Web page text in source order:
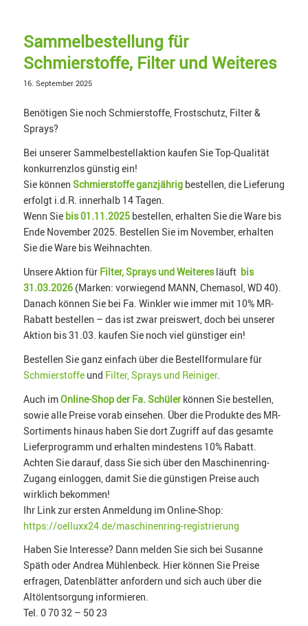
Sammelbestellung für
Schmierstoffe, Filter und Weiteres
16. September 2025
Benötigen Sie noch Schmierstoffe, Frostschutz, Filter &
Sprays?
Bei unserer Sammelbestellaktion kaufen Sie Top-Qualität
konkurrenzlos günstig ein!
Sie können Schmierstoffe ganzjährigbestellen, die Lieferung
erfolgt i.d.R. innerhalb 14 Tagen.
Wenn Sie bis 01.11.2025bestellen, erhalten Sie die Ware bis
Ende November 2025. Bestellen Sie im November, erhalten
Sie die Ware bis Weihnachten.
Unsere Aktion für Filter, Sprays und Weiteresläuft bis
31.03.2026(Marken: vorwiegend MANN, Chemasol, WD 40).
Danach können Sie bei Fa. Winkler wie immer mit 10% MR-
Rabatt bestellen – das ist zwar preiswert, doch bei unserer
Aktion bis 31.03. kaufen Sie noch viel günstiger ein!
Bestellen Sie ganz einfach über die Bestellformulare für
Schmierstoffeund Filter, Sprays und Reiniger.
Auch imOnline-Shop der Fa. Schülerkönnen Sie bestellen,
sowie alle Preise vorab einsehen. Über die Produkte des MR-
Sortiments hinaus haben Sie dort Zugriff auf das gesamte
Lieferprogramm und erhalten mindestens 10% Rabatt.
Achten Sie darauf, dass Sie sich über den Maschinenring-
Zugang einloggen, damit Sie die günstigen Preise auch
wirklich bekommen!
Ihr Link zur ersten Anmeldung im Online-Shop:
https://oelluxx24.de/maschinenring-registrierung
Haben Sie Interesse? Dann melden Sie sich bei Susanne
Späth oder Andrea Mühlenbeck. Hier können Sie Preise
erfragen, Datenblätter anfordern und sich auch über die
Altölentsorgung informieren.
Tel. 0 70 32 – 50 23